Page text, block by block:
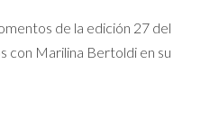
de la edición 27 del
con Marilina Bertoldi en su